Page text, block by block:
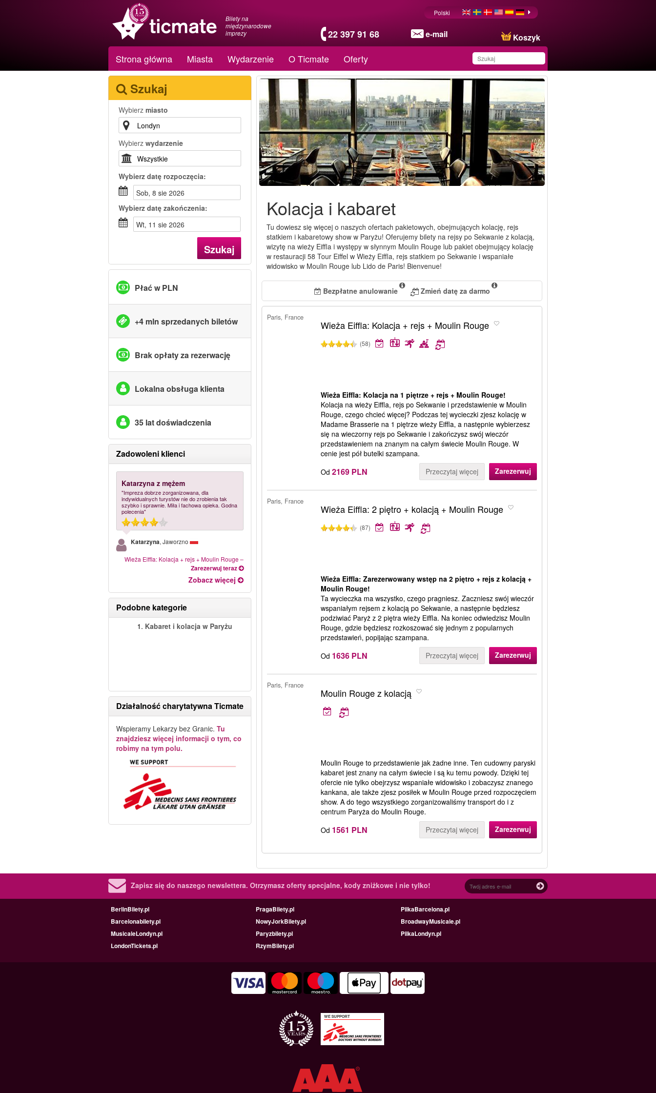
Bilety na
międzynarodowe
imprezy
22 397 91 68 e-mail Koszyk
Polski
Strona główna Miasta Wydarzenie O Ticmate Oferty
Produkt został zapisany
na Twojej liście
Szukaj
Wybierz miasto
Wybierz wydarzenie
Wybierz datę rozpoczęcia:
sob, 8 sie 2026
Wybierz datę zakończenia:
wt, 11 sie 2026
Szukaj
Płać w PLN
+4 mln sprzedanych biletów
Brak opłaty za rezerwację
Lokalna obsługa klienta
35 lat doświadczenia
Zadowoleni klienci
Katarzyna z mężem
"Impreza dobrze zorganizowana, dla
indywidualnych turystów nie do zrobienia tak
szybko i sprawnie. Miła i fachowa opieka. Godna
polecenia"
Katarzyna, Jaworzno
Wieża Eiffla: Kolacja + rejs + Moulin Rouge–
Zarezerwuj teraz
Zobacz więcej
Podobne kategorie
1. Kabaret i kolacja w Paryżu
Działalność charytatywna Ticmate
Wspieramy Lekarzy bez Granic. Tu
znajdziesz więcej informacji o tym, co
robimy na tym polu.
Kolacja i kabaret
Tu dowiesz się więcej o naszych ofertach pakietowych, obejmujących kolację, rejs
statkiem i kabaretowy show w Paryżu! Oferujemy bilety na rejsy po Sekwanie z kolacją,
wizytę na wieży Eiffla i występy w słynnym Moulin Rouge lub pakiet obejmujący kolację
w restauracji 58 Tour Eiffel w Wieży Eiffla, rejs statkiem po Sekwanie i wspaniałe
widowisko w Moulin Rouge lub Lido de Paris! Bienvenue!
Bezpłatne anulowanie Zmień datę za darmo
Paris, France
Wieża Eiffla: Kolacja + rejs + Moulin Rouge
(58)
Wieża Eiffla: Kolacja na 1 piętrze + rejs + Moulin Rouge!
Kolacja na wieży Eiffla, rejs po Sekwanie i przedstawienie w Moulin
Rouge, czego chcieć więcej? Podczas tej wycieczki zjesz kolację w
Madame Brasserie na 1 piętrze wieży Eiffla, a następnie wybierzesz
się na wieczorny rejs po Sekwanie i zakończysz swój wieczór
przedstawieniem na znanym na całym świecie Moulin Rouge. W
cenie jest pół butelki szampana.
Od 2169 PLN Przeczytaj więcej Zarezerwuj
Paris, France
Wieża Eiffla: 2 piętro + kolacją + Moulin Rouge
(87)
Wieża Eiffla: Zarezerwowany wstęp na 2 piętro + rejs z kolacją +
Moulin Rouge!
Ta wycieczka ma wszystko, czego pragniesz. Zaczniesz swój wieczór
wspaniałym rejsem z kolacją po Sekwanie, a następnie będziesz
podziwiać Paryż z 2 piętra wieży Eiffla. Na koniec odwiedzisz Moulin
Rouge, gdzie będziesz rozkoszować się jednym z popularnych
przedstawień, popijając szampana.
Od 1636 PLN Przeczytaj więcej Zarezerwuj
Paris, France
Moulin Rouge z kolacją
Moulin Rouge to przedstawienie jak żadne inne. Ten cudowny paryski
kabaret jest znany na całym świecie i są ku temu powody. Dzięki tej
ofercie nie tylko obejrzysz wspaniałe widowisko i zobaczysz znanego
kankana, ale także zjesz posiłek w Moulin Rouge przed rozpoczęciem
show. A do tego wszystkiego zorganizowaliśmy transport do i z
centrum Paryża do Moulin Rouge.
Od 1561 PLN Przeczytaj więcej Zarezerwuj
Zapisz się do naszego newslettera. Otrzymasz oferty specjalne, kody zniżkowe i nie tylko!
BerlinBilety.pl PragaBilety.pl
PilkaBarcelona.pl
Barcelonabilety.pl
NowyJorkBilety.pl
BroadwayMusicale.pl
MusicaleLondyn.pl
Paryzbilety.pl
PilkaLondyn.pl
LondonTickets.pl
RzymBilety.pl
WE SUPPORT